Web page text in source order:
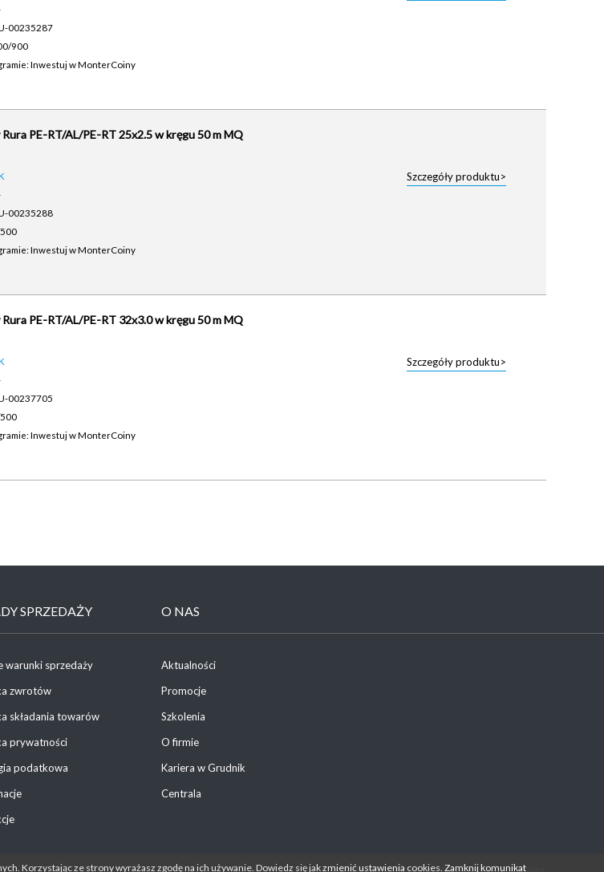
00235287
900
Inwestuj w MonterCoiny
PE-RT/AL/PE-RT 25x2.5 w kręgu 50 m MQ
00235288
Inwestuj w MonterCoiny
Szczegóły produktu>
PE-RT/AL/PE-RT 32x3.0 w kręgu 50 m MQ
00237705
Inwestuj w MonterCoiny
Szczegóły produktu>
SPRZEDAŻY
warunki sprzedaży
zwrotów
składania towarów
prywatności
podatkowa
O NAS
Aktualności
Promocje
Szkolenia
O firmie
Kariera w Grudnik
Centrala
© 2026 GRUDNIK Sp. z. o.o. Wszelkie prawa zastrzeżone.
Korzystając ze strony wyrażasz zgodę na ich używanie. Dowiedz się jakzmienić ustawienia cookies. Zamknij komunikat